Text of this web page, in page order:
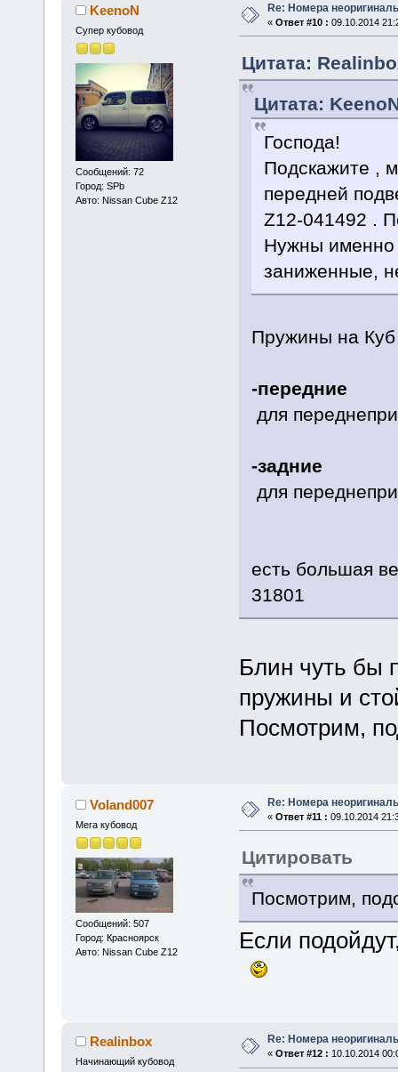
KeenoN
Супер кубовод
Сообщений: 72
Город: SPb
Авто: Nissan Cube Z12
Re: Номера
« Ответ #10 : 09.10.2014
Цитата:
Цитата:
Господа!
Подскажите ,
передней
Z12-041492 .
Нужны именно
заниженные,
Пружины на Куб
-передние
для
-задние
для
есть большая
31801
Блин чуть бы
пружины и
Посмотрим,
Voland007
Мега кубовод
Сообщений: 507
Город: Красноярск
Авто: Nissan Cube Z12
Re: Номера
« Ответ #11 : 09.10.2014
Цитировать
Посмотрим,
Если
Realinbox
Начинающий кубовод
Re: Номера
« Ответ #12 : 10.10.2014